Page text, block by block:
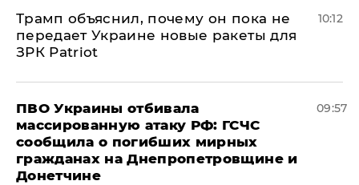
Трамп объяснил, почему он пока не
передает Украине новые ракеты для
ЗРК Patriot
10:12
ПВО Украины отбивала
массированную атаку РФ: ГСЧС
сообщила о погибших мирных
гражданах на Днепропетровщине и
Донетчине
09:57